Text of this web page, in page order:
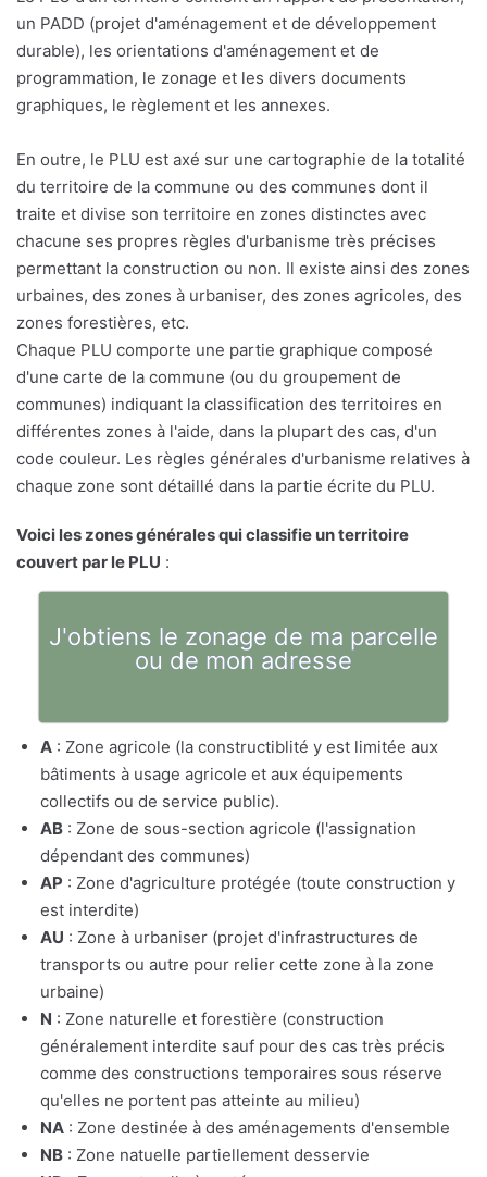
un PADD (projet d'aménagement et de développement
durable), les orientations d'aménagement et de
programmation, le zonage et les divers documents
graphiques, le règlement et les annexes.
En outre, le PLU est axé sur une cartographie de la totalité
du territoire de la commune ou des communes dont il
traite et divise son territoire en zones distinctes avec
chacune ses propres règles d'urbanisme très précises
permettant la construction ou non. Il existe ainsi des zones
urbaines, des zones à urbaniser, des zones agricoles, des
zones forestières, etc.
Chaque PLU comporte une partie graphique composé
d'une carte de la commune (ou du groupement de
communes) indiquant la classification des territoires en
différentes zones à l'aide, dans la plupart des cas, d'un
code couleur. Les règles générales d'urbanisme relatives à
chaque zone sont détaillé dans la partie écrite du PLU.
Voici les zones générales qui classifie un territoire
couvert par le PLU :
J'obtiens le zonage de ma parcelle
ou de mon adresse
A : Zone agricole (la constructiblité y est limitée aux
bâtiments à usage agricole et aux équipements
collectifs ou de service public).
AB : Zone de sous-section agricole (l'assignation
dépendant des communes)
AP : Zone d'agriculture protégée (toute construction y
est interdite)
AU : Zone à urbaniser (projet d'infrastructures de
transports ou autre pour relier cette zone à la zone
urbaine)
N : Zone naturelle et forestière (construction
généralement interdite sauf pour des cas très précis
comme des constructions temporaires sous réserve
qu'elles ne portent pas atteinte au milieu)
NA : Zone destinée à des aménagements d'ensemble
NB : Zone natuelle partiellement desservie